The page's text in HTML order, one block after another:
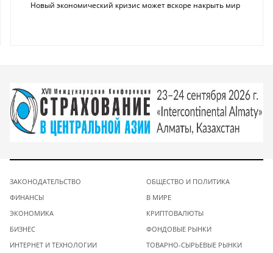
Новый экономический кризис может вскоре накрыть мир
ЗАКОНОДАТЕЛЬСТВО
ФИНАНСЫ
ЭКОНОМИКА
БИЗНЕС
ИНТЕРНЕТ И ТЕХНОЛОГИИ
ОБЩЕСТВО И ПОЛИТИКА
В МИРЕ
КРИПТОВАЛЮТЫ
ФОНДОВЫЕ РЫНКИ
ТОВАРНО-СЫРЬЕВЫЕ РЫНКИ